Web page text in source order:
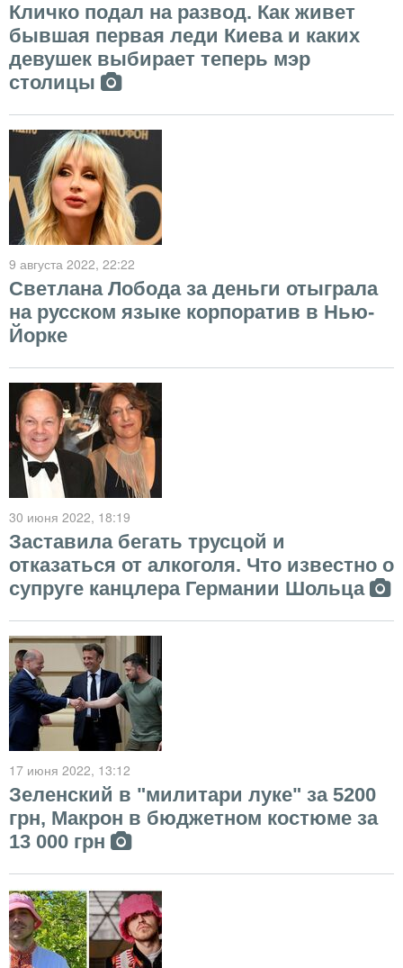
Кличко подал на развод. Как живет
бывшая первая леди Киева и каких
девушек выбирает теперь мэр
столицы
9 августа 2022, 22:22
Светлана Лобода за деньги отыграла
на русском языке корпоратив в Нью-
Йорке
30 июня 2022, 18:19
Заставила бегать трусцой и
отказаться от алкоголя. Что известно о
супруге канцлера Германии Шольца
17 июня 2022, 13:12
Зеленский в "милитари луке" за 5200
грн, Макрон в бюджетном костюме за
13 000 грн